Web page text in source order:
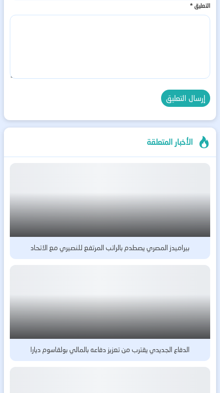
التعليق*
الأخبار المتعلقة
بيراميدز المصري يصطدم بالراتب المرتفع للنصيري مع الاتحاد
الدفاع الجديدي يقترب من تعزيز دفاعه بالمالي بولقاسوم ديارا